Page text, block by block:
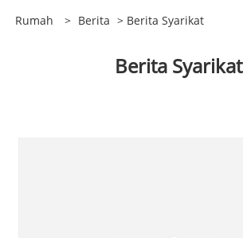
Rumah > Berita > Berita Syarikat
Berita Syarikat